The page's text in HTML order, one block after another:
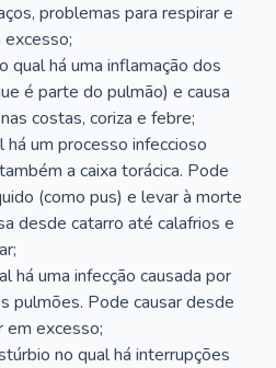
problemas para respirar e
qual há uma inflamação dos
é parte do pulmão) e causa
costas, coriza e febre;
há um processo infeccioso
a caixa torácica. Pode
(como pus) e levar à morte
desde catarro até calafrios e
há uma infecção causada por
pulmões. Pode causar desde
excesso;
no qual há interrupções